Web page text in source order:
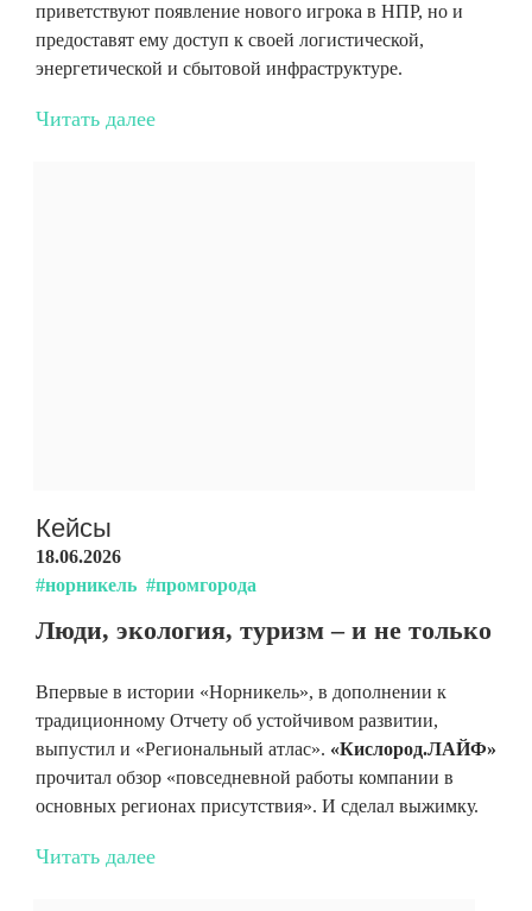
приветствуют появление нового игрока в НПР, но и
предоставят ему доступ к своей логистической,
энергетической и сбытовой инфраструктуре.
Читать далее
Кейсы
18.06.2026
#норникель #промгорода
Люди, экология, туризм – и не только
Впервые в истории «Норникель», в дополнении к
традиционному Отчету об устойчивом развитии,
выпустил и «Региональный атлас». «Кислород.ЛАЙФ»
прочитал обзор «повседневной работы компании в
основных регионах присутствия». И сделал выжимку.
Читать далее